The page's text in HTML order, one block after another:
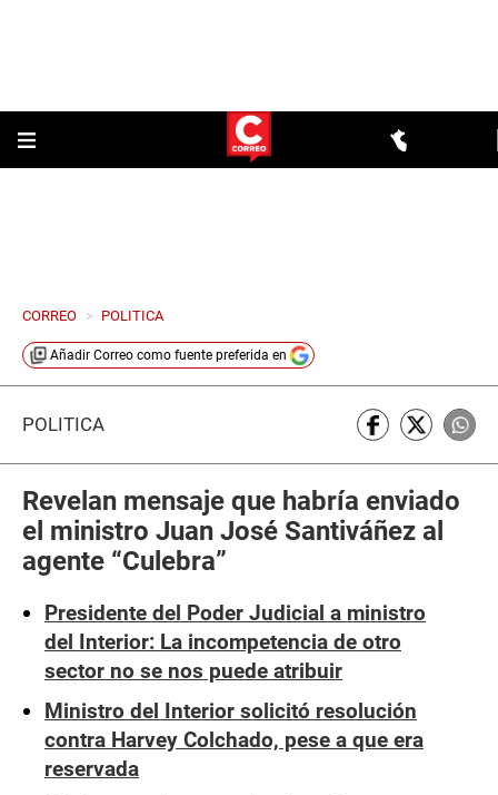
CORREO > POLITICA
Añadir Correo como fuente preferida en
POLÍTICA
Revelan mensaje que habría enviado
el ministro Juan José Santiváñez al
agente “Culebra”
Presidente del Poder Judicial a ministro
del Interior: La incompetencia de otro
sector no se nos puede atribuir
Ministro del Interior solicitó resolución
contra Harvey Colchado, pese a que era
reservada